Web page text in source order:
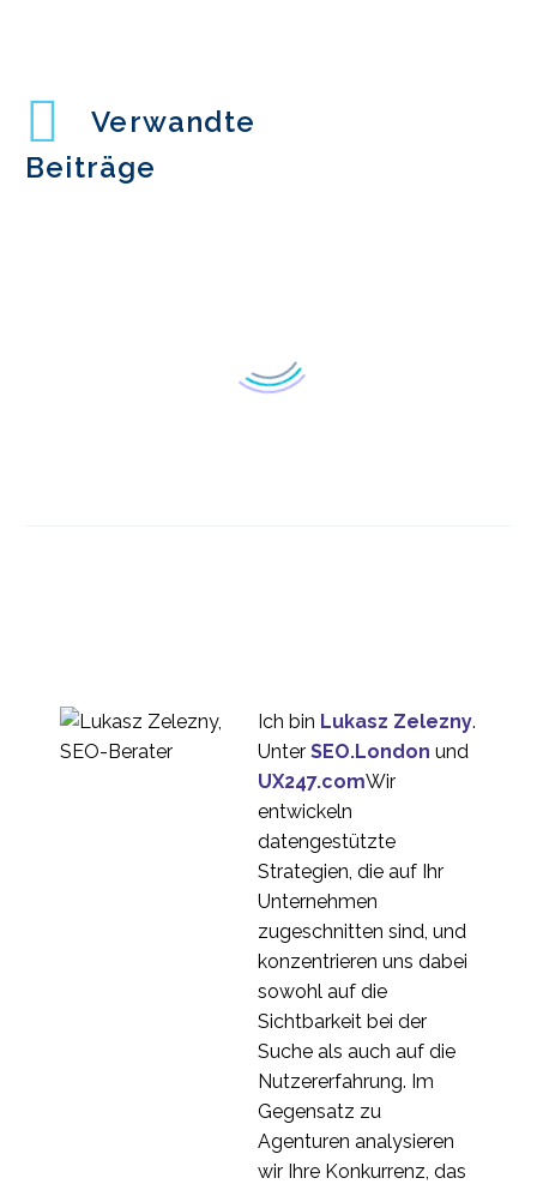
Verwandte
Beiträge
Forschungsstudien?
03 Sep. 2020
Wie man kulturelle
Missverständnisse bei
Produkten vermeidet 4
Research Ops in einer
UX-Forschungsagentur
5
Bekämpfung von
Teilnehmerbetrug in der
Designforschung
3
Strukturierung von
Diskussionsleitfäden für
Forschungsgespräche
4
Ein Leitfaden für
Anfänger in der UX-
5
Ich bin Lukasz Zelezny.
Unter SEO.London und
UX247.comWir
entwickeln
datengestützte
Strategien, die auf Ihr
Unternehmen
zugeschnitten sind, und
konzentrieren uns dabei
sowohl auf die
Sichtbarkeit bei der
Suche als auch auf die
Nutzererfahrung. Im
Gegensatz zu
Agenturen analysieren
wir Ihre Konkurrenz, das